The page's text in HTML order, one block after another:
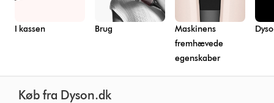
I kassen Brug
Maskinens
fremhævede
egenskaber
Køb fra Dyson.dk